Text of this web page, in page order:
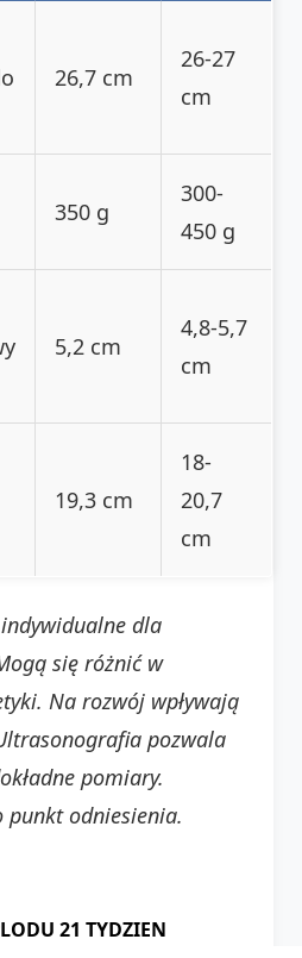
26,7 cm
26-27
cm
350 g
300-
450 g
5,2 cm
4,8-5,7
cm
19,3 cm
18-
20,7
cm
dla
się różnić w
Na rozwój wpływają
pozwala
pomiary.
punkt odniesienia.
21 TYDZIEN